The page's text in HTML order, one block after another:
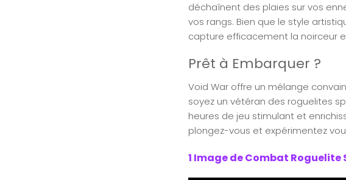
déchaînent des plaies sur vos
vos rangs. Bien que le style
capture efficacement la noirceur
Prêt à Embarquer ?
Void War offre un mélange
soyez un vétéran des roguelites
heures de jeu stimulant et
plongez-vous et expérimentez
1 Image de Combat Roguelite